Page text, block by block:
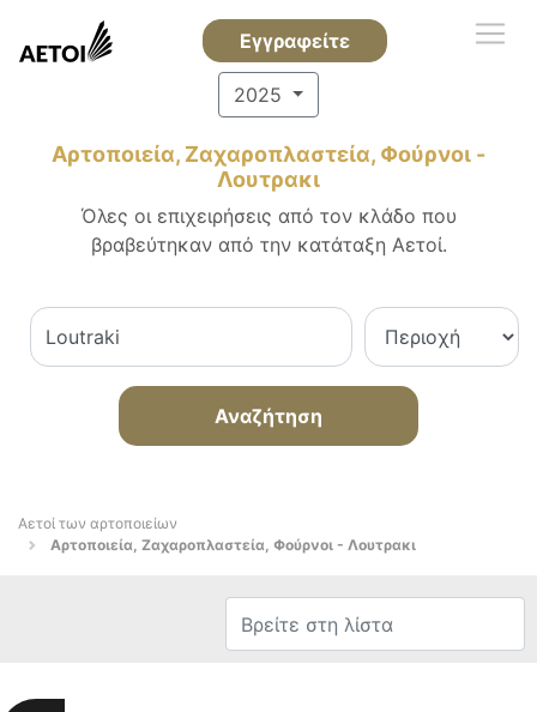
Εγγραφείτε
2025
Αρτοποιεία, Ζαχαροπλαστεία, Φούρνοι -
Λουτρακι
Όλες οι επιχειρήσεις από τον κλάδο που
βραβεύτηκαν από την κατάταξη Αετοί.
Αναζήτηση
Αετοί των αρτοποιείων
Αρτοποιεία, Ζαχαροπλαστεία, Φούρνοι - Λουτρακι